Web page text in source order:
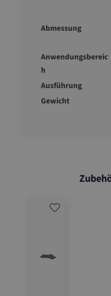
Abmessung
Anwendungsbereic
h
Ausführung
Gewicht